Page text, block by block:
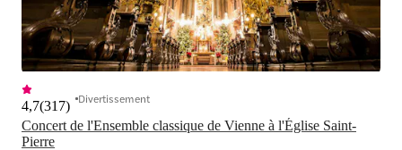
Concert de l'Ensemble classique de Vienne à l'Église Saint-
Pierre
4,7(317) Divertissement